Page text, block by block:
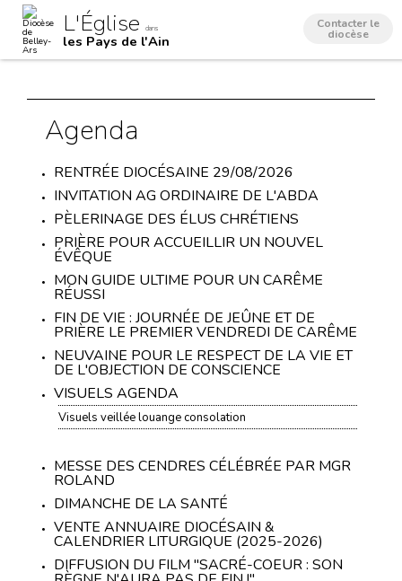
contenu.
Outils
personnels
L'Église dans
les Pays de l'Ain
Contacter le
diocèse
Agenda
RENTRÉE DIOCÉSAINE 29/08/2026
INVITATION AG ORDINAIRE DE L'ABDA
PÈLERINAGE DES ÉLUS CHRÉTIENS
PRIÈRE POUR ACCUEILLIR UN NOUVEL
ÉVÊQUE
MON GUIDE ULTIME POUR UN CARÊME
RÉUSSI
FIN DE VIE : JOURNÉE DE JEÛNE ET DE
PRIÈRE LE PREMIER VENDREDI DE CARÊME
NEUVAINE POUR LE RESPECT DE LA VIE ET
DE L'OBJECTION DE CONSCIENCE
VISUELS AGENDA
Visuels veillée louange consolation
MESSE DES CENDRES CÉLÉBRÉE PAR MGR
ROLAND
DIMANCHE DE LA SANTÉ
VENTE ANNUAIRE DIOCÉSAIN &
CALENDRIER LITURGIQUE (2025-2026)
DIFFUSION DU FILM "SACRÉ-COEUR : SON